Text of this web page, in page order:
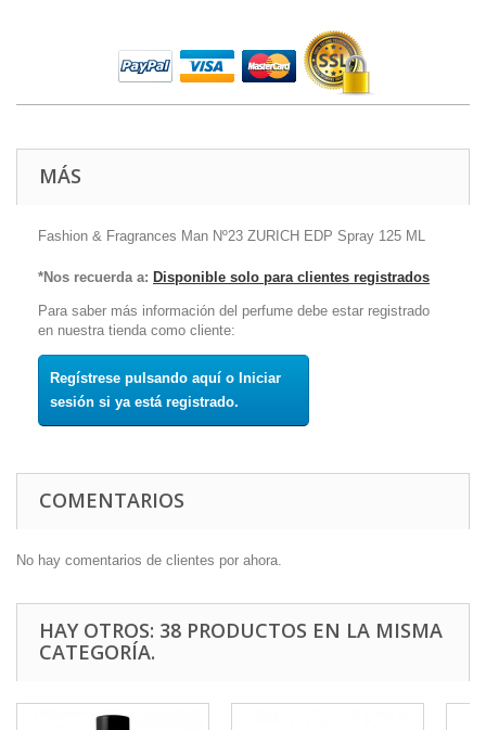
MÁS
Fashion & Fragrances Man Nº23 ZURICH EDP Spray 125 ML
*Nos recuerda a: Disponible solo para clientes registrados
Para saber más información del perfume debe estar registrado
en nuestra tienda como cliente:
Regístrese pulsando aquí o Iniciar
sesión si ya está registrado.
COMENTARIOS
No hay comentarios de clientes por ahora.
HAY OTROS: 38 PRODUCTOS EN LA MISMA
CATEGORÍA.